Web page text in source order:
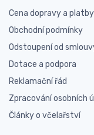
Cena dopravy a platby
Obchodní podmínky
Odstoupení od
Dotace a podpora
Reklamační řád
Zpracování osobních
Články o včelařství